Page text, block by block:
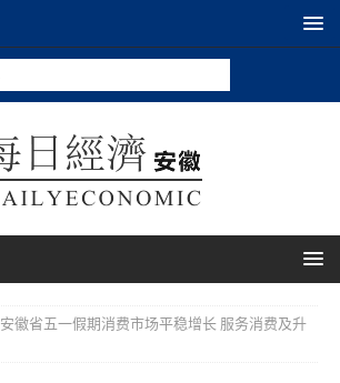
安徽省五一假期消费市场平稳增长 服务消费及升